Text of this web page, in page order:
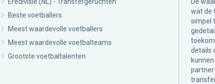
Beste voetballers
Meest waardevolle voetballers
Meest waardevolle voetbalteams
Grootste voetbaltalenten
wat de
simpel
details
partner